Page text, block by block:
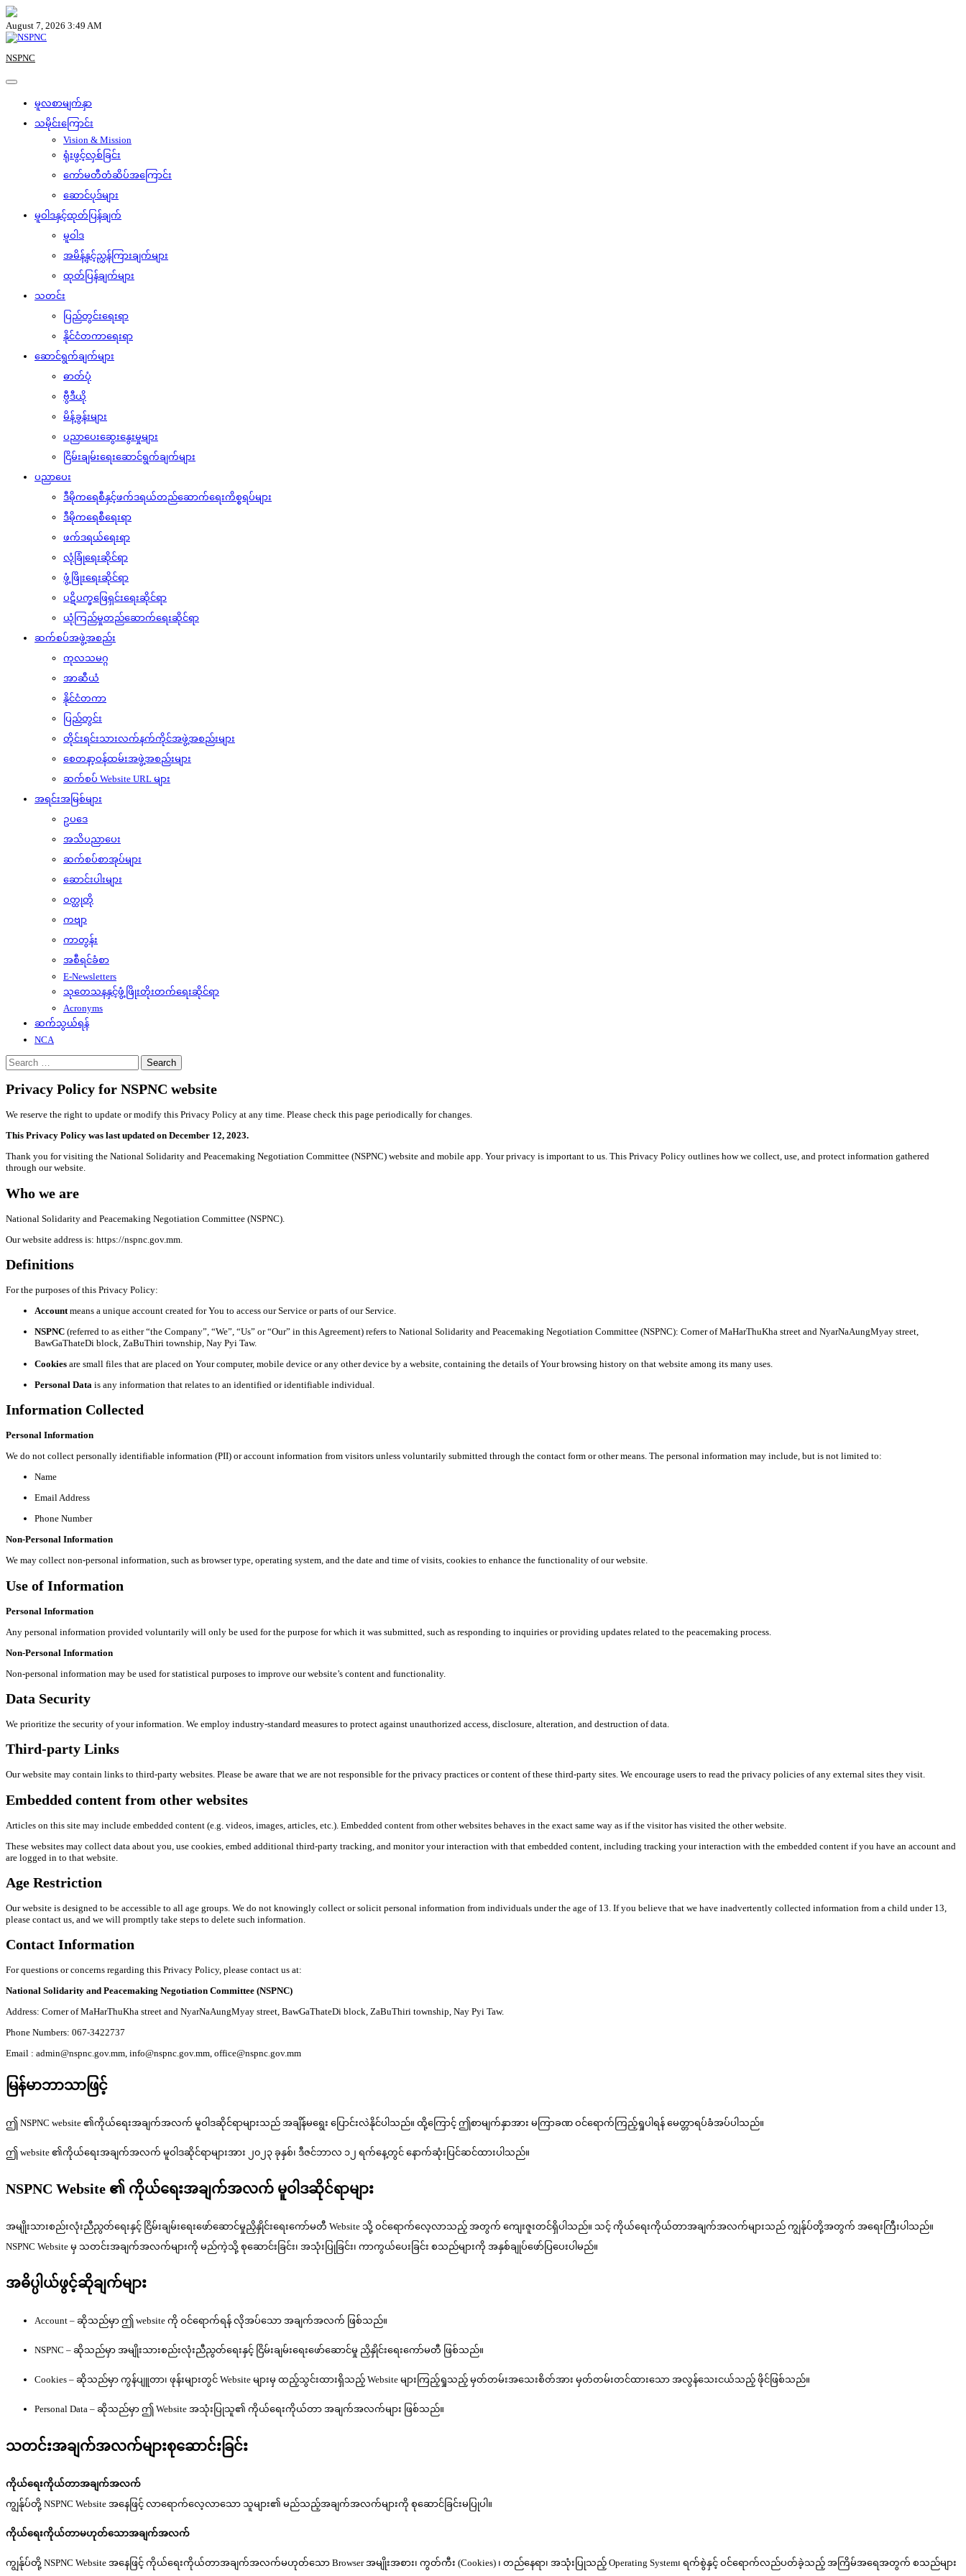
Skip
to
content
August 7, 2026 3:49 AM
NSPNC
မူလစာမျက်နှာ
သမိုင်းကြောင်း
Vision & Mission
ရုံးဖွင့်လှစ်ခြင်း
ကော်မတီတံဆိပ်အကြောင်း
ဆောင်ပုဒ်များ
မူဝါဒနှင့်ထုတ်ပြန်ချက်
မူဝါဒ
အမိန့်နှင့်ညွှန်ကြားချက်များ
ထုတ်ပြန်ချက်များ
သတင်း
ပြည်တွင်းရေးရာ
နိုင်ငံတကာရေးရာ
ဆောင်ရွက်ချက်များ
ဓာတ်ပုံ
ဗွီဒီယို
မိန့်ခွန်းများ
ပညာပေးဆွေးနွေးမှုများ
ငြိမ်းချမ်းရေးဆောင်ရွက်ချက်များ
ပညာပေး
ဒီမိုကရေစီနှင့်ဖက်ဒရယ်တည်ဆောက်‌ရေးကိစ္စရပ်များ
ဒီမိုကရေစီရေးရာ
ဖက်ဒရယ်ရေးရာ
လုံခြုံရေးဆိုင်ရာ
ဖွံ့ဖြိုးရေးဆိုင်ရာ
ပဋိပက္ခဖြေရှင်းရေးဆိုင်ရာ
ယုံကြည်မှုတည်ဆောက်ရေးဆိုင်ရာ
ဆက်စပ်အဖွဲ့အစည်း
ကုလသမဂ္ဂ
အာဆီယံ
နိုင်ငံတကာ
ပြည်တွင်း
တိုင်းရင်းသားလက်နက်ကိုင်အဖွဲ့အစည်းများ
စေတနာ့ဝန်ထမ်းအဖွဲ့အစည်းများ
ဆက်စပ် Website URL များ
အရင်းအမြစ်များ
ဥပဒေ
အသိပညာပေး
ဆက်စပ်စာအုပ်များ
ဆောင်းပါးများ
ဝတ္ထုတို
ကဗျာ
ကာတွန်း
အစီရင်ခံစာ
E-Newsletters
သုတေသနနှင့်ဖွံ့ဖြိုးတိုးတက်ရေးဆိုင်ရာ
Acronyms
ဆက်သွယ်ရန်
NCA
Search
for:
Privacy Policy for NSPNC website
We reserve the right to update or modify this Privacy Policy at any time. Please check this page periodically for changes.
This Privacy Policy was last updated on December 12, 2023.
Thank you for visiting the National Solidarity and Peacemaking Negotiation Committee (NSPNC) website and mobile app. Your privacy is important to us. This Privacy Policy outlines how we collect, use, and protect information gathered
through our website.
Who we are
National Solidarity and Peacemaking Negotiation Committee (NSPNC).
Our website address is: https://nspnc.gov.mm.
Definitions
For the purposes of this Privacy Policy:
Accountmeans a unique account created for You to access our Service or parts of our Service.
NSPNC (referred to as either “the Company”, “We”, “Us” or “Our” in this Agreement) refers to National Solidarity and Peacemaking Negotiation Committee (NSPNC): Corner of MaHarThuKha street and NyarNaAungMyay street,
BawGaThateDi block, ZaBuThiri township, Nay Pyi Taw.
Cookies are small files that are placed on Your computer, mobile device or any other device by a website, containing the details of Your browsing history on that website among its many uses.
Personal Data is any information that relates to an identified or identifiable individual.
Information Collected
Personal Information
We do not collect personally identifiable information (PII) or account information from visitors unless voluntarily submitted through the contact form or other means. The personal information may include, but is not limited to:
Name
Email Address
Phone Number
Non-Personal Information
We may collect non-personal information, such as browser type, operating system, and the date and time of visits, cookies to enhance the functionality of our website.
Use of Information
Personal Information
Any personal information provided voluntarily will only be used for the purpose for which it was submitted, such as responding to inquiries or providing updates related to the peacemaking process.
Non-Personal Information
Non-personal information may be used for statistical purposes to improve our website’s content and functionality.
Data Security
We prioritize the security of your information. We employ industry-standard measures to protect against unauthorized access, disclosure, alteration, and destruction of data.
Third-party Links
Our website may contain links to third-party websites. Please be aware that we are not responsible for the privacy practices or content of these third-party sites. We encourage users to read the privacy policies of any external sites they visit.
Embedded content from other websites
Articles on this site may include embedded content (e.g. videos, images, articles, etc.). Embedded content from other websites behaves in the exact same way as if the visitor has visited the other website.
These websites may collect data about you, use cookies, embed additional third-party tracking, and monitor your interaction with that embedded content, including tracking your interaction with the embedded content if you have an account and
are logged in to that website.
Age Restriction
Our website is designed to be accessible to all age groups. We do not knowingly collect or solicit personal information from individuals under the age of 13. If you believe that we have inadvertently collected information from a child under 13,
please contact us, and we will promptly take steps to delete such information.
Contact Information
For questions or concerns regarding this Privacy Policy, please contact us at:
National Solidarity and Peacemaking Negotiation Committee (NSPNC)
Address: Corner of MaHarThuKha street and NyarNaAungMyay street, BawGaThateDi block, ZaBuThiri township, Nay Pyi Taw.
Phone Numbers: 067-3422737
Email : admin@nspnc.gov.mm, info@nspnc.gov.mm, office@nspnc.gov.mm
မြန်မာဘာသာဖြင့်
ဤ NSPNC website ၏ကိုယ်ရေးအချက်အလက် မူဝါဒဆိုင်ရာများသည် အချိန်မရွေး ပြောင်းလဲနိုင်ပါသည်။ ထို့ကြောင့် ဤစာမျက်နှာအား မကြာခဏ ဝင်ရောက်ကြည့်ရှုပါရန် မေတ္တာရပ်ခံအပ်ပါသည်။
ဤ website ၏ကိုယ်ရေးအချက်အလက် မူဝါဒဆိုင်ရာများအား ၂၀၂၃ ခုနှစ်၊ ဒီဇင်ဘာလ ၁၂ ရက်နေ့တွင် နောက်ဆုံးပြင်ဆင်ထားပါသည်။
NSPNC Website ၏ ကိုယ်ရေးအချက်အလက် မူဝါဒဆိုင်ရာများ
အမျိုးသားစည်းလုံးညီညွတ်ရေးနှင့် ငြိမ်းချမ်းရေးဖော်ဆောင်မှုညှိနှိုင်းရေးကော်မတီ Website သို့ ဝင်ရောက်လေ့လာသည့် အတွက် ကျေးဇူးတင်ရှိပါသည်။ သင့် ကိုယ်ရေးကိုယ်တာအချက်အလက်များသည် ကျွန်ုပ်တို့အတွက် အရေးကြီးပါသည်။
NSPNC Website မှ သတင်းအချက်အလက်များကို မည်ကဲ့သို့ စုဆောင်းခြင်း၊ အသုံးပြုခြင်း၊ ကာကွယ်ပေးခြင်း စသည်များကို အနှစ်ချုပ်ဖော်ပြပေးပါမည်။
အဓိပ္ပါယ်ဖွင့်ဆိုချက်များ
Account – ဆိုသည်မှာ ဤ website ကို ဝင်ရောက်ရန် လိုအပ်သော အချက်အလက် ဖြစ်သည်။
NSPNC – ဆိုသည်မှာ အမျိုးသားစည်းလုံးညီညွတ်ရေးနှင့် ငြိမ်းချမ်းရေးဖော်ဆောင်မှု ညှိနှိုင်းရေးကော်မတီ ဖြစ်သည်။
Cookies – ဆိုသည်မှာ ကွန်ပျူတာ၊ ဖုန်းများတွင် Website များမှ ထည့်သွင်းထားရှိသည့် Website များကြည့်ရှုသည့် မှတ်တမ်းအသေးစိတ်အား မှတ်တမ်းတင်ထားသော အလွန်သေးငယ်သည့် ဖိုင်ဖြစ်သည်။
Personal Data – ဆိုသည်မှာ ဤ Website အသုံးပြုသူ၏ ကိုယ်ရေးကိုယ်တာ အချက်အလက်များ ဖြစ်သည်။
သတင်းအချက်အလက်များစုဆောင်းခြင်း
ကိုယ်ရေးကိုယ်တာအချက်အလက်
ကျွန်ုပ်တို့ NSPNC Website အနေဖြင့် လာရောက်လေ့လာသော သူများ၏ မည်သည့်အချက်အလက်များကို စုဆောင်ခြင်းမပြုပါ။
ကိုယ်‌ရေးကိုယ်တာမဟုတ်သောအချက်အလက်
ကျွန်ုပ်တို့ NSPNC Website အနေဖြင့် ကိုယ်ရေးကိုယ်တာအချက်အလက်မဟုတ်သော Browser အမျိုးအစား၊ ကွတ်ကီး (Cookies) ၊ တည်နေရာ၊ အသုံးပြုသည့် Operating System၊ ရက်စွဲနှင့် ဝင်ရောက်လည်ပတ်ခဲ့သည့် အကြိမ်အရေအတွက် စသည်များ